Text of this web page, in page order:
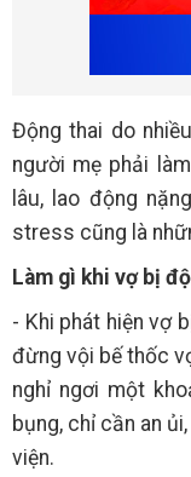
Động thai do
người mẹ phải
lâu, lao động
stress cũng là
Làm gì khi vợ bị
- Khi phát hiện vợ
đừng vội bế thốc
nghỉ ngơi một
bụng, chỉ cần an
viện.